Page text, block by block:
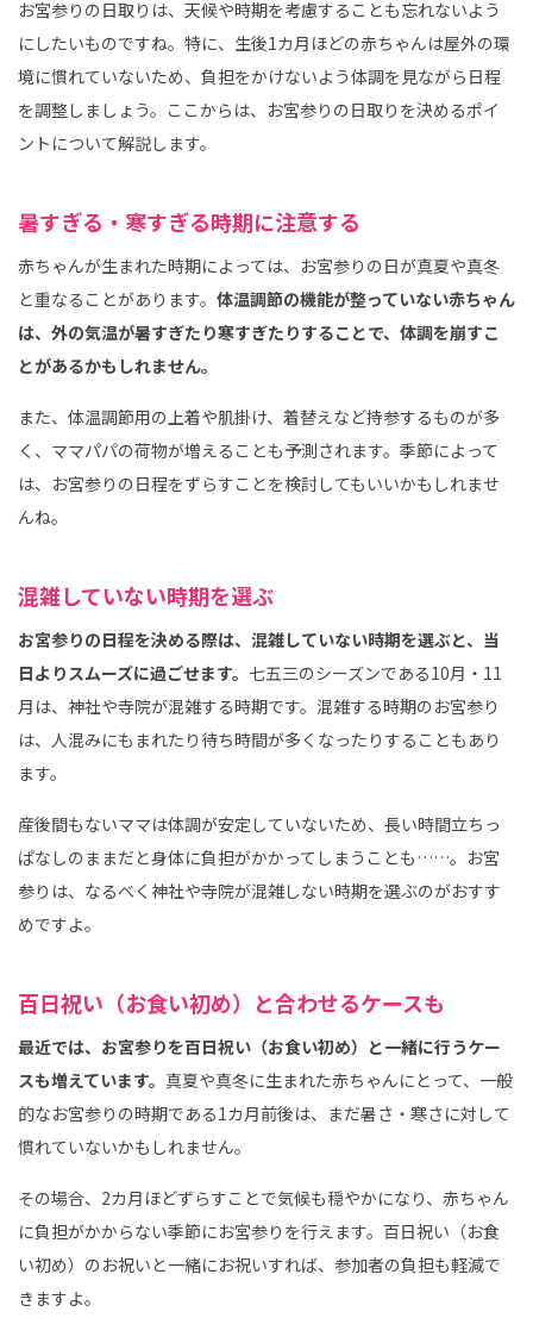
お宮参りの日取りは、天候や時期を考慮することも忘れないよう
にしたいものですね。特に、生後1カ月ほどの赤ちゃんは屋外の環
境に慣れていないため、負担をかけないよう体調を見ながら日程
を調整しましょう。ここからは、お宮参りの日取りを決めるポイ
ントについて解説します。
暑すぎる・寒すぎる時期に注意する
赤ちゃんが生まれた時期によっては、お宮参りの日が真夏や真冬
と重なることがあります。 体温調節の機能が整っていない赤ちゃん
は、外の気温が暑すぎたり寒すぎたりすることで、体調を崩すこ
とがあるかもしれません。
また、体温調節用の上着や肌掛け、着替えなど持参するものが多
く、ママパパの荷物が増えることも予測されます。季節によって
は、お宮参りの日程をずらすことを検討してもいいかもしれませ
んね。
混雑していない時期を選ぶ
お宮参りの日程を決める際は、混雑していない時期を選ぶと、当
日よりスムーズに過ごせます。 七五三のシーズンである10月・11
月は、神社や寺院が混雑する時期です。混雑する時期のお宮参り
は、人混みにもまれたり待ち時間が多くなったりすることもあり
ます。
産後間もないママは体調が安定していないため、長い時間立ちっ
ぱなしのままだと身体に負担がかかってしまうことも……。お宮
参りは、なるべく神社や寺院が混雑しない時期を選ぶのがおすす
めですよ。
百日祝い（お食い初め）と合わせるケースも
最近では、お宮参りを百日祝い（お食い初め）と一緒に行うケー
スも増えています。 真夏や真冬に生まれた赤ちゃんにとって、一般
的なお宮参りの時期である1カ月前後は、まだ暑さ・寒さに対して
慣れていないかもしれません。
その場合、2カ月ほどずらすことで気候も穏やかになり、赤ちゃん
に負担がかからない季節にお宮参りを行えます。百日祝い（お食
い初め）のお祝いと一緒にお祝いすれば、参加者の負担も軽減で
きますよ。